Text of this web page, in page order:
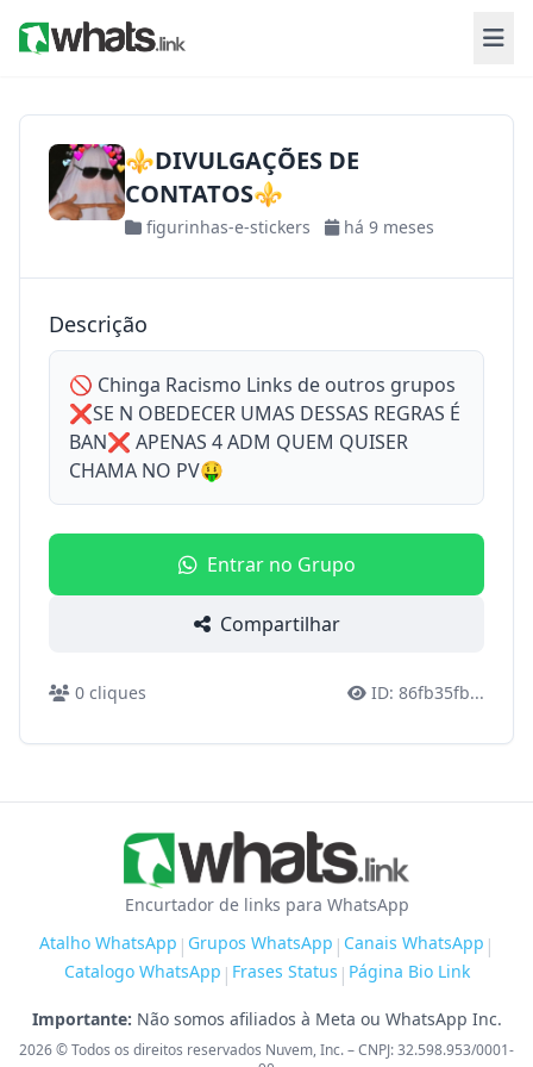
⚜️DIVULGAÇÕES DE
CONTATOS⚜️
figurinhas-e-stickers há 9 meses
Descrição
🚫 Chinga Racismo Links de outros grupos
❌SE N OBEDECER UMAS DESSAS REGRAS É
BAN❌ APENAS 4 ADM QUEM QUISER
CHAMA NO PV🤑
Entrar no Grupo
Compartilhar
0 cliques ID: 86fb35fb...
Encurtador de links para WhatsApp
Atalho WhatsApp | Grupos WhatsApp | Canais WhatsApp |
Catalogo WhatsApp | Frases Status | Página Bio Link
Importante: Não somos afiliados à Meta ou WhatsApp Inc.
2026© Todos os direitos reservados Nuvem, Inc. – CNPJ: 32.598.953/0001-